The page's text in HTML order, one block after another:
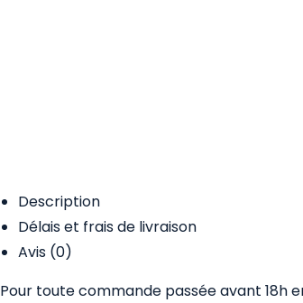
Description
Délais et frais de livraison
Avis (0)
Pour toute commande passée avant 18h